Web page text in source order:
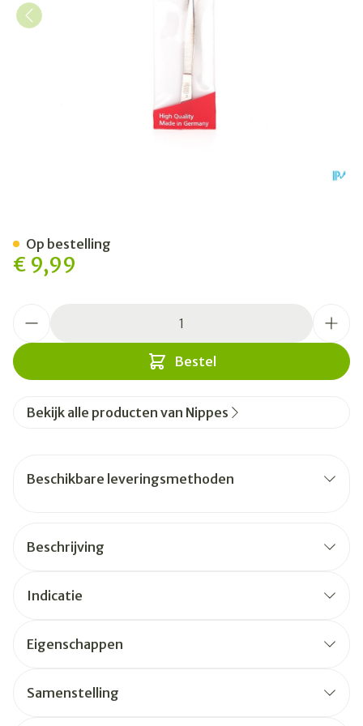
€ 9,99
Bestel
Op bestelling
Bekijk alle producten van Nippes
Beschikbare leveringsmethoden
Beschrijving
Indicatie
Eigenschappen
Samenstelling